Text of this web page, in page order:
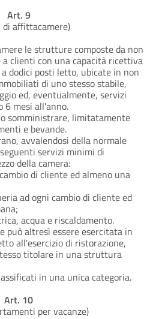
Art. 9
di affittacamere)
le strutture composte da non
clienti con una capacità ricettiva
dodici posti letto, ubicate in non
di uno stesso stabile,
ed, eventualmente, servizi
6 mesi all'anno.
somministrare, limitatamente
e bevande.
avvalendosi della normale
servizi minimi di
della camera:
di cliente ed almeno una
ad ogni cambio di cliente ed
acqua e riscaldamento.
può altresì essere esercitata in
all'esercizio di ristorazione,
titolare in una struttura
in una unica categoria.
Art. 10
per vacanze)